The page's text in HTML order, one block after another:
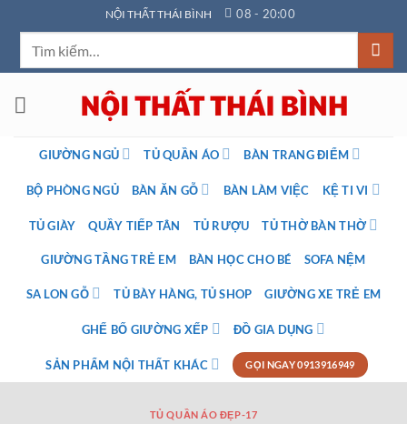
qua
dung
NỘI THẤT THÁI BÌNH 08 - 20:00
GIƯỜNG NGỦ TỦ QUẦN ÁO BÀN TRANG ĐIỂM
BỘ PHÒNG NGỦ BÀN ĂN GỖ BÀN LÀM VIỆC KỆ TI VI
TỦ GIÀY QUẦY TIẾP TÂN TỦ RƯỢU TỦ THỜ BÀN THỜ
GIƯỜNG TẦNG TRẺ EM BÀN HỌC CHO BÉ SOFA NỆM
SA LON GỖ TỦ BÀY HÀNG, TỦ SHOP GIƯỜNG XE TRẺ EM
GHẾ BỐ GIƯỜNG XẾP ĐỒ GIA DỤNG
SẢN PHẨM NỘI THẤT KHÁC GỌI NGAY 0913916949
TỦ QUẦN ÁO ĐẸP-17